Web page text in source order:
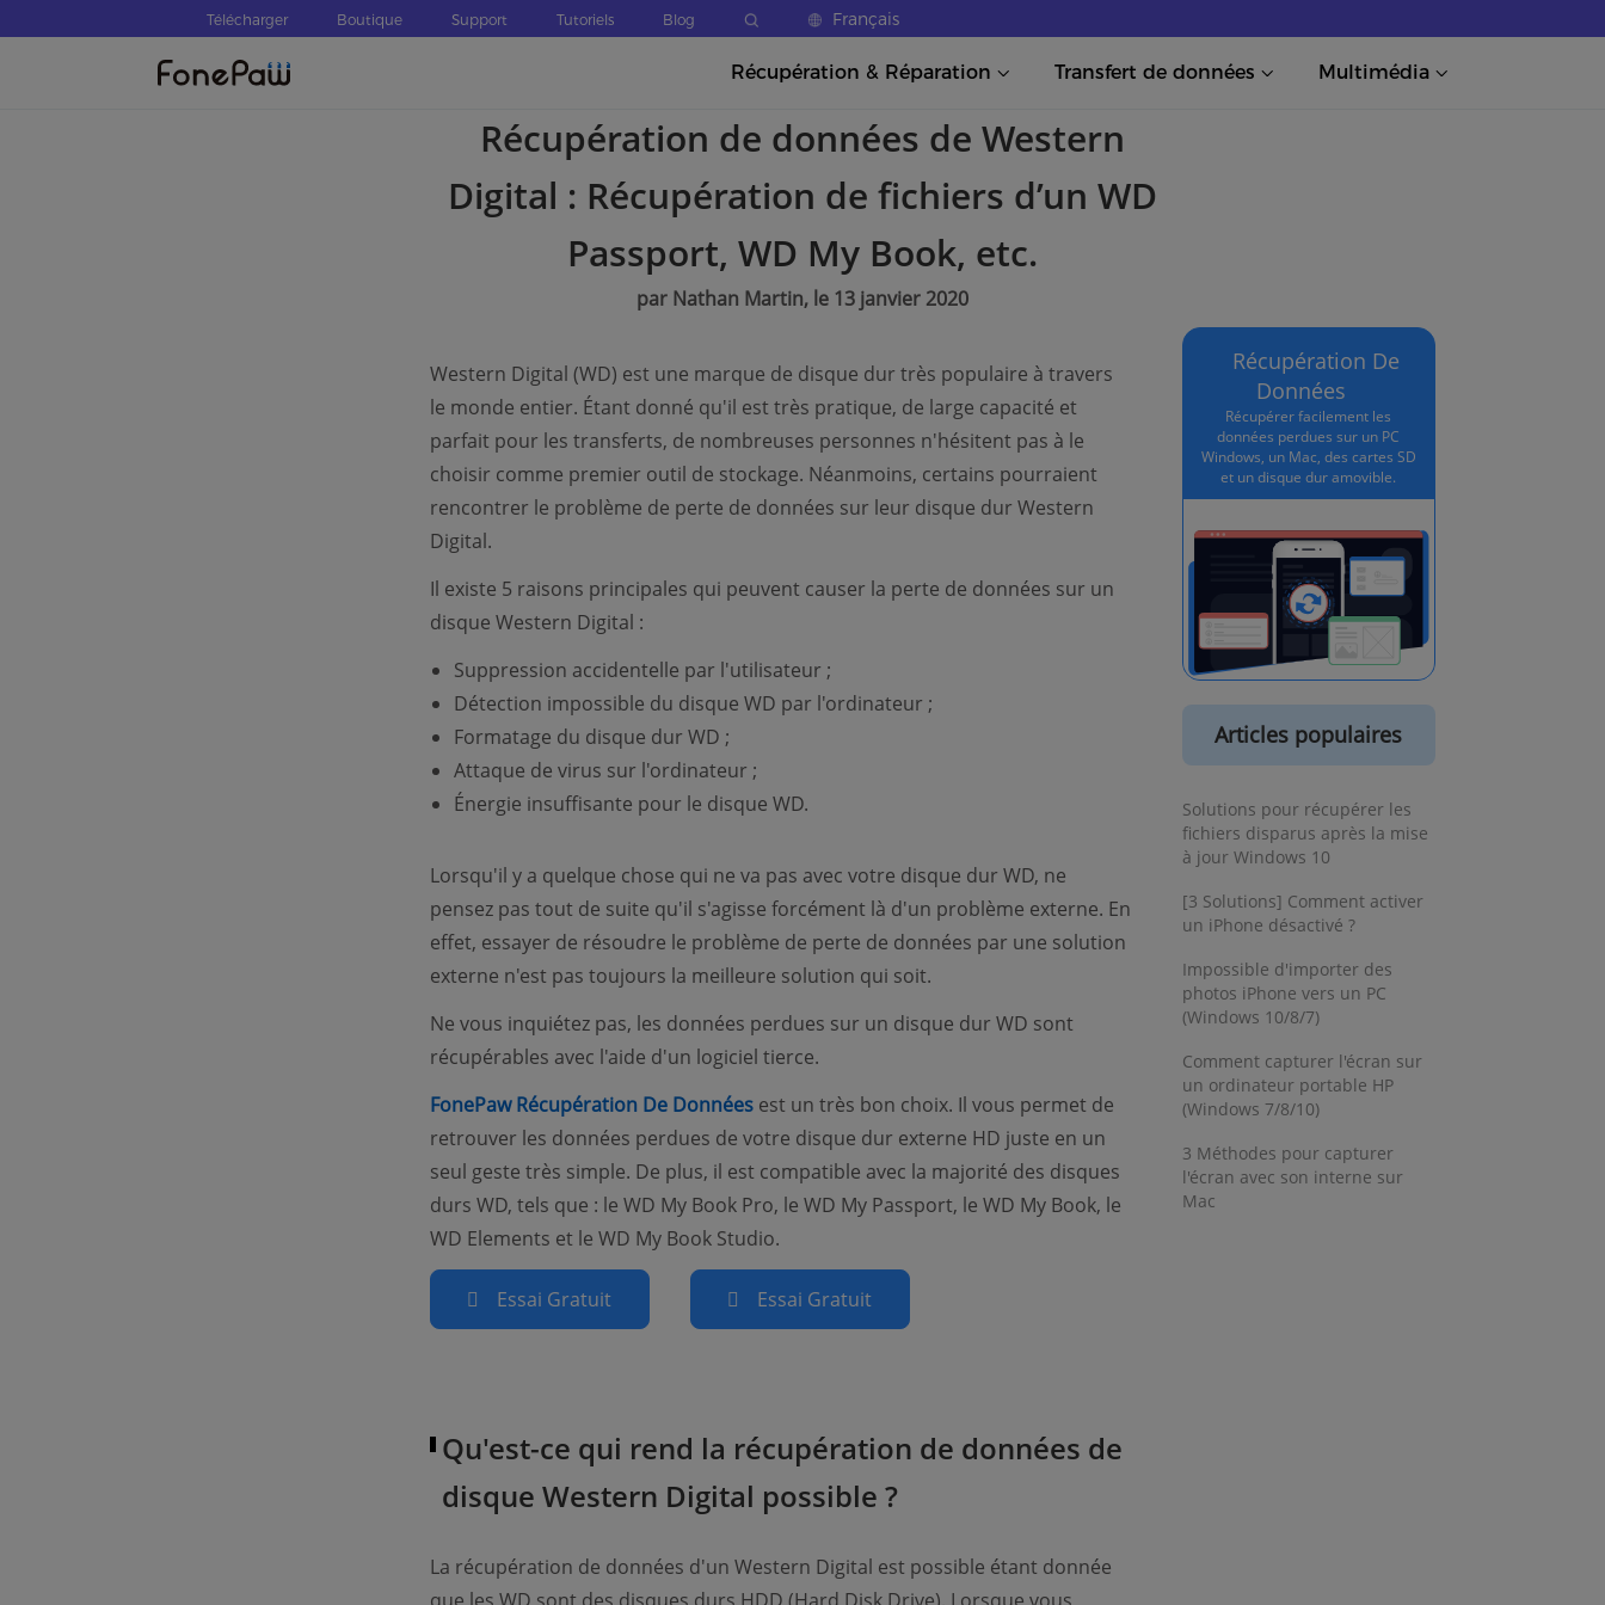
Télécharger Boutique Support Tutoriels Blog Français
Récupération & Réparation Transfert de données Multimédia
Récupération de données de Western
Digital : Récupération de fichiers d’un WD
Passport, WD My Book, etc.
par Nathan Martin, le 13 janvier 2020
Western Digital (WD) est une marque de disque dur très populaire à travers
le monde entier. Étant donné qu'il est très pratique, de large capacité et
parfait pour les transferts, de nombreuses personnes n'hésitent pas à le
choisir comme premier outil de stockage. Néanmoins, certains pourraient
rencontrer le problème de perte de données sur leur disque dur Western
Digital.
Il existe 5 raisons principales qui peuvent causer la perte de données sur un
disque Western Digital :
Suppression accidentelle par l'utilisateur ;
Détection impossible du disque WD par l'ordinateur ;
Formatage du disque dur WD ;
Attaque de virus sur l'ordinateur ;
Énergie insuffisante pour le disque WD.
Lorsqu'il y a quelque chose qui ne va pas avec votre disque dur WD, ne
pensez pas tout de suite qu'il s'agisse forcément là d'un problème externe. En
effet, essayer de résoudre le problème de perte de données par une solution
externe n'est pas toujours la meilleure solution qui soit.
Ne vous inquiétez pas, les données perdues sur un disque dur WD sont
récupérables avec l'aide d'un logiciel tierce.
FonePaw Récupération De Données (opens new window)
est un très bon choix. Il vous permet de
retrouver les données perdues de votre disque dur externe HD juste en un
seul geste très simple. De plus, il est compatible avec la majorité des disques
durs WD, tels que : le WD My Book Pro, le WD My Passport, le WD My Book, le
WD Elements et le WD My Book Studio.
Essai Gratuit Essai Gratuit
Qu'est-ce qui rend la récupération de données de
disque Western Digital possible ?
La récupération de données d'un Western Digital est possible étant donnée
Récupération De
Données
Récupérer facilement les
données perdues sur un PC
Windows, un Mac, des cartes SD
et un disque dur amovible.
Articles populaires
Solutions pour récupérer les
fichiers disparus après la mise
à jour Windows 10
[3 Solutions] Comment activer
un iPhone désactivé ?
Impossible d'importer des
photos iPhone vers un PC
(Windows 10/8/7)
Comment capturer l'écran sur
un ordinateur portable HP
(Windows 7/8/10)
3 Méthodes pour capturer
l'écran avec son interne sur
Mac